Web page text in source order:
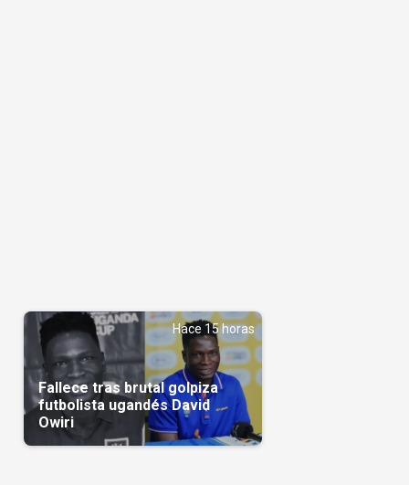
Hace 15 horas
Fallece tras brutal golpiza
futbolista ugandés David
Owiri